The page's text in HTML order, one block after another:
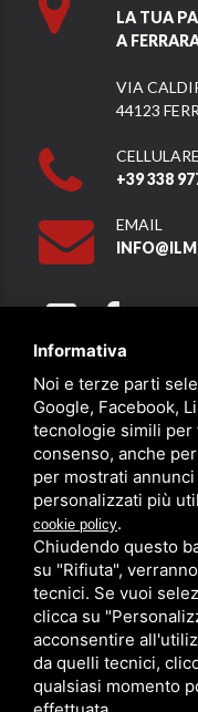
LA TUA
A
VIA
44123
CELLULARE
+39 338
EMAIL
PRIVACY SITEMAP/
RECAPTCHA V3,
Informativa
Noi e terze parti
Google, Facebook,
tecnologie simili per
consenso, anche
per mostrati
personalizzati più
cookie policy.
Chiudendo questo
su "Rifiuta",
tecnici. Se vuoi
clicca su
acconsentire
da quelli tecnici,
qualsiasi momento